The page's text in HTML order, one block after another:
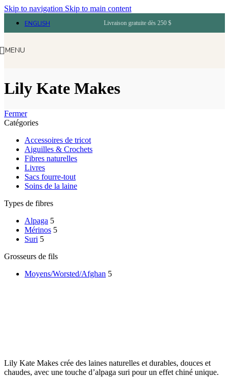
Skip to navigation Skip to main content
ENGLISH Livraison gratuite dès 250 $
MENU
Lily Kate Makes
Fermer
Catégories
Accessoires de tricot
Aiguilles & Crochets
Fibres naturelles
Livres
Sacs fourre-tout
Soins de la laine
Types de fibres
Alpaga 5
Mérinos 5
Suri 5
Grosseurs de fils
Moyens/Worsted/Afghan 5
Lily Kate Makes crée des laines naturelles et durables, douces et
chaudes, avec une touche d’alpaga suri pour un effet chiné unique.